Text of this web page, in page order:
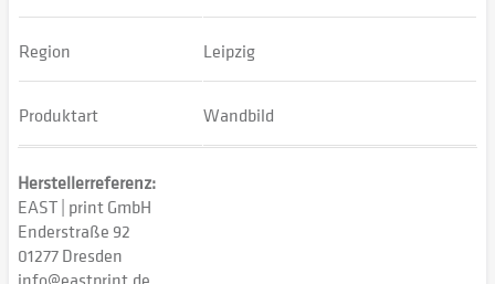
Region Leipzig
Produktart Wandbild
Herstellerreferenz:
EAST | print GmbH
Enderstraße 92
01277 Dresden